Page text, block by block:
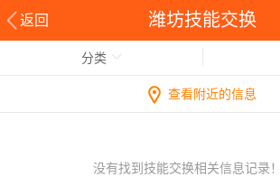
返回 潍坊技能交换
分类
查看附近的信息
没有找到技能交换相关信息记录！